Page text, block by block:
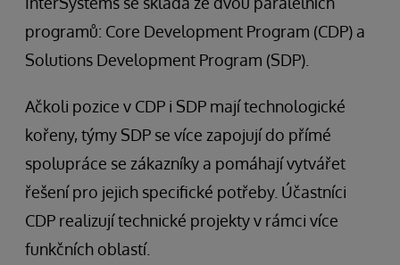
programů: Core Development Program (CDP) a
Solutions Development Program (SDP).
Ačkoli pozice v CDP i SDP mají technologické
kořeny, týmy SDP se více zapojují do přímé
spolupráce se zákazníky a pomáhají vytvářet
řešení pro jejich specifické potřeby. Účastníci
CDP realizují technické projekty v rámci více
funkčních oblastí.